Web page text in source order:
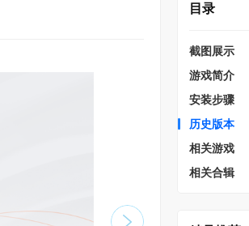
目录
截图展示
游戏简介
安装步骤
历史版本
相关游戏
相关合辑